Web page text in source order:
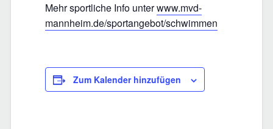
Mehr sportliche Info unterwww.mvd-
mannheim.de/sportangebot/schwimmen
Zum Kalender hinzufügen